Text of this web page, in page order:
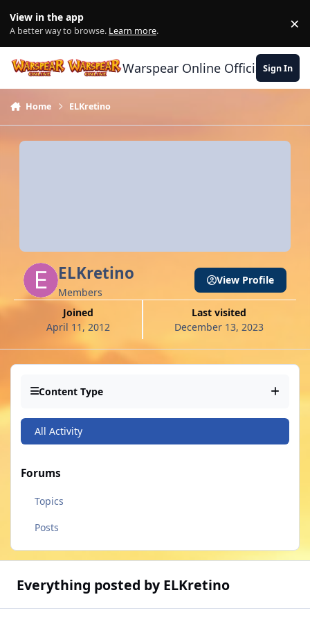
View in the app
A better way to browse. Learn more. ×
Warspear Online Official Forum
Sign In
Home ELKretino
ELKretino
Members
Joined
April 11, 2012
Last visited
December 13, 2023
View Profile
Content Type
All Activity
Forums
Topics
Posts
Everything posted by ELKretino